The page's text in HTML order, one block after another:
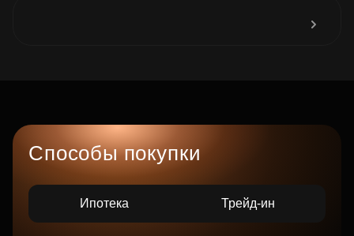
Способы покупки
Ипотека Трейд-ин